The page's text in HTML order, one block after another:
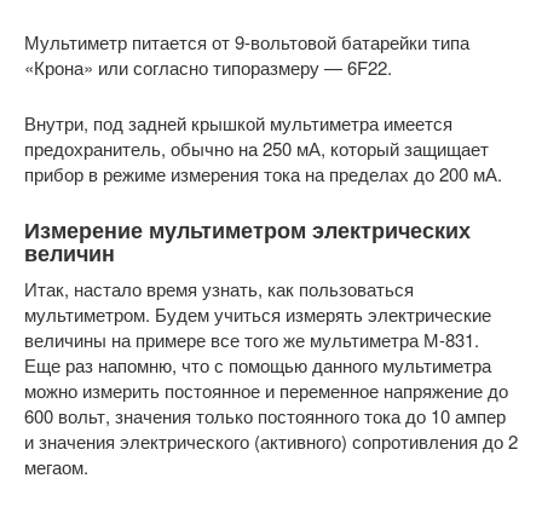
Мультиметр питается от 9-вольтовой батарейки типа
«Крона» или согласно типоразмеру — 6F22.
Внутри, под задней крышкой мультиметра имеется
предохранитель, обычно на 250 мА, который защищает
прибор в режиме измерения тока на пределах до 200 мА.
Измерение мультиметром электрических
величин
Итак, настало время узнать, как пользоваться
мультиметром. Будем учиться измерять электрические
величины на примере все того же мультиметра М-831.
Еще раз напомню, что с помощью данного мультиметра
можно измерить постоянное и переменное напряжение до
600 вольт, значения только постоянного тока до 10 ампер
и значения электрического (активного) сопротивления до 2
мегаом.